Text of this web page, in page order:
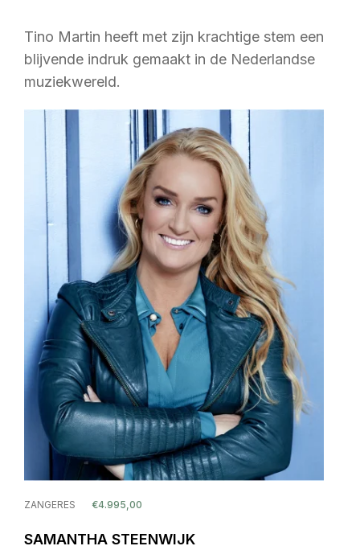
Tino Martin heeft met zijn krachtige stem een
blijvende indruk gemaakt in de Nederlandse
muziekwereld.
ZANGERES €4.995,00
SAMANTHA STEENWIJK